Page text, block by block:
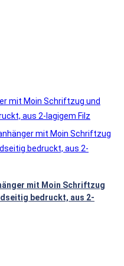
mit Moin Schriftzug
bedruckt, aus 2-